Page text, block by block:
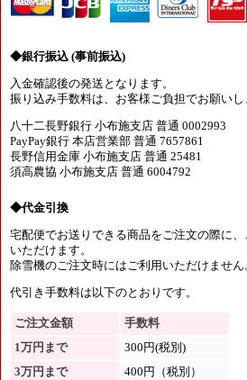
◆銀行振込 (事前振込)
入金確認後の発送となります。
振り込み手数料は、お客様ご負担でお願いし
八十二長野銀行 小布施支店 普通 0002993
PayPay銀行 本店営業部 普通 7657861
長野信用金庫 小布施支店 普通 25481
須高農協 小布施支店 普通 6004792
◆代金引換
宅配便でお送りできる商品をご注文の際に、
いただけます。
除雪機のご注文時にはご利用いただけません
代引き手数料は以下のとおりです。
ご注文金額
手数料
1万円まで
300円(税別)
3万円まで
400円（税別）